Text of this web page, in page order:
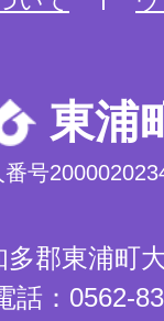
東浦
番号
郡東浦町
話：0562-